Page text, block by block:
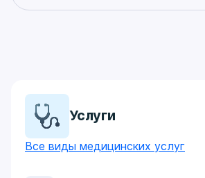
Услуги
Все виды медицинских услуг